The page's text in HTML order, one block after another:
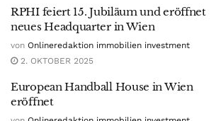
RPHI feiert 15. Jubiläum und eröffnet
neues Headquarter in Wien
von Onlineredaktion immobilien investment
2. OKTOBER 2025
European Handball House in Wien
eröffnet